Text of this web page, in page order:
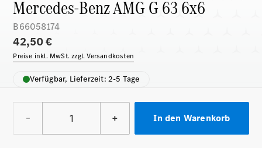
Mercedes-Benz AMG G 63 6x6
B66058174
42,50 €
Preise inkl. MwSt. zzgl. Versandkosten
Verfügbar, Lieferzeit: 2-5 Tage
– + In den Warenkorb